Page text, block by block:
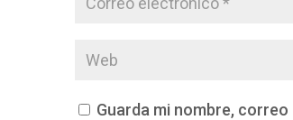
Guarda mi nombre,